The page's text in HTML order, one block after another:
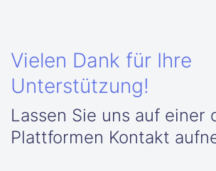
Vielen Dank für Ihre
Unterstützung!
Lassen Sie uns auf einer
Plattformen Kontakt